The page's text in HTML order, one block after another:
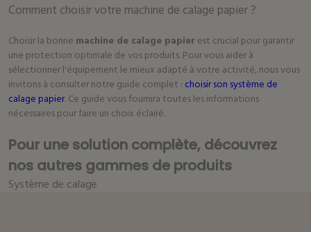
Comment choisir votre machine de calage papier ?
Choisir la bonne machine de calage papierest crucial pour garantir
une protection optimale de vos produits. Pour vous aider à
sélectionner l'équipement le mieux adapté à votre activité, nous vous
invitons à consulter notre guide complet : choisir son système de
calage papier. Ce guide vous fournira toutes les informations
nécessaires pour faire un choix éclairé.
Pour une solution complète, découvrez
nos autres gammes de produits
Système de calage